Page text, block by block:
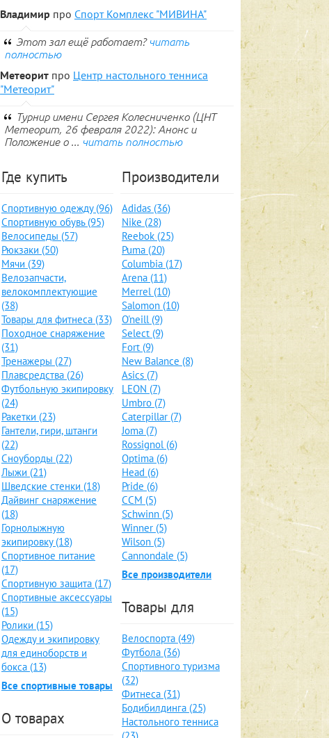
Владимир про Спорт Комплекс "МИВИНА"
Этот зал ещё работает? читать
полностью
Метеорит про Центр настольного тенниса
"Метеорит"
Турнир имени Сергея Колесниченко (ЦНТ
Метеорит, 26 февраля 2022): Анонс и
Положение о ... читать полностью
Где купить
Спортивную одежду (96)
Спортивную обувь (95)
Велосипеды (57)
Рюкзаки (50)
Мячи (39)
Велозапчасти,
велокомплектующие
(38)
Товары для фитнеса (33)
Походное снаряжение
(31)
Тренажеры (27)
Плавсредства (26)
Футбольную экипировку
(24)
Ракетки (23)
Гантели, гири, штанги
(22)
Сноуборды (22)
Лыжи (21)
Шведские стенки (18)
Дайвинг снаряжение
(18)
Горнолыжную
экипировку (18)
Спортивное питание
(17)
Спортивную защита (17)
Спортивные аксессуары
(15)
Ролики (15)
Одежду и экипировку
для единоборств и
бокса (13)
Все спортивные товары
О товарах
Производители
Adidas (36)
Nike (28)
Reebok (25)
Puma (20)
Columbia (17)
Arena (11)
Merrel (10)
Salomon (10)
O'neill (9)
Select (9)
Fort (9)
New Balance (8)
Asics (7)
LEON (7)
Umbro (7)
Caterpillar (7)
Joma (7)
Rossignol (6)
Optima (6)
Head (6)
Pride (6)
CCM (5)
Schwinn (5)
Winner (5)
Wilson (5)
Cannondale (5)
Все производители
Товары для
Велоспорта (49)
Футбола (36)
Спортивного туризма
(32)
Фитнеса (31)
Бодибилдинга (25)
Настольного тенниса